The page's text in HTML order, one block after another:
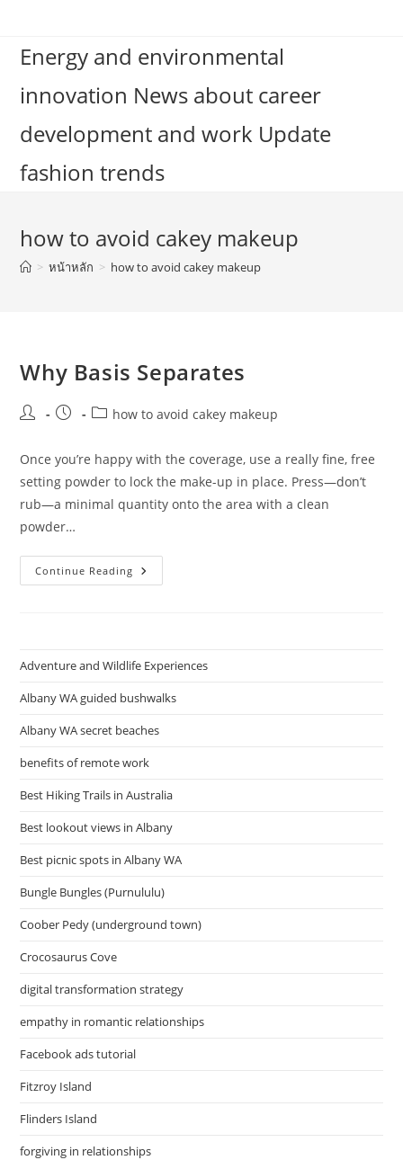
contentEnergy and environmental
innovation News about career
development and work Update
fashion trends
how to avoid cakey makeup
> หน้าหลัก > how to avoid cakey makeup
Why Basis Separates
Post
Post
Posthow to avoid cakey makeup
Once you’re happy with the coverage, use a really fine, free
setting powder to lock the make-up in place. Press—don’t
rub—a minimal quantity onto the area with a clean
powder…
Continue Reading Why
Basis
Adventure and Wildlife Experiences
Albany WA guided bushwalks
Albany WA secret beaches
benefits of remote work
Best Hiking Trails in Australia
Best lookout views in Albany
Best picnic spots in Albany WA
Bungle Bungles (Purnululu)
Coober Pedy (underground town)
Crocosaurus Cove
digital transformation strategy
empathy in romantic relationships
Facebook ads tutorial
Fitzroy Island
Flinders Island
forgiving in relationships